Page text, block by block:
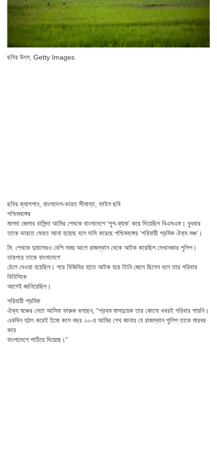
ছবির উৎস, Getty Images
ছবির ক্যাপশান, বাংলাদেশ-ভারত সীমান্ত, ফাইল ছবি
পশ্চিমবঙ্গের
মালদা জেলার বাসিন্দা আমির শেখকে বাংলাদেশে ‘পুশ-ব্যাক’ করে দিয়েছিল বিএসএফ। বুধবার
তাকে ভারতে ফেরত আনা হয়েছে বলে দাবি করেছে পশ্চিমবঙ্গের ‘পরিযায়ী শ্রমিক ঐক্য মঞ্চ’।
মি. শেখকে দুমাসেরও বেশি সময় আগে রাজস্থান থেকে আটক করেছিল সেখানকার পুলিশ।
তারপরে তাকে বাংলাদেশে
ঠেলে দেওয়া হয়েছিল। পরে বিজিবির হাতে আটক হয়ে তিনি জেলে ছিলেন বলে তার পরিবার
বিবিসিকে
আগেই জানিয়েছিল।
পরিযায়ী শ্রমিক
ঐক্য মঞ্চের নেতা আসিফ ফারুক বলছেন, “প্রথম মাসদুয়েক তার কোনো খবরই পরিবার পায়নি।
একদিন হঠাৎ করেই ইমো কলে বছর ২০-র আমির শেখ জানায় যে রাজস্থান পুলিশ তাকে মারধর
করে
বাংলাদেশে পাঠিয়ে দিয়েছে।”